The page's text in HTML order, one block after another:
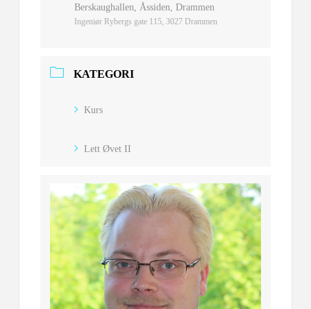
Berskaughallen, Åssiden, Drammen
Ingeniør Rybergs gate 115, 3027 Drammen
KATEGORI
Kurs
Lett Øvet II